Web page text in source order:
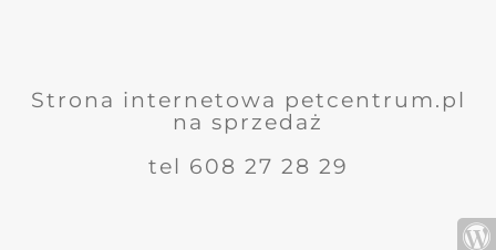
Strona internetowa petcentrum.pl
na sprzedaż
tel 608 27 28 29